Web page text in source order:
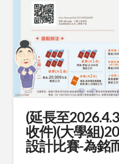
(延長至
收件)(大學組
設計比賽-為銘